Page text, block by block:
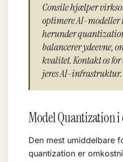
Consile hjælper
optimere AI-
herunder
balancerer ydeevne,
kvalitet. Kontakt os
jeres AI-infrastruktur.
Model Quantization
Den mest umiddelbare
quantization er